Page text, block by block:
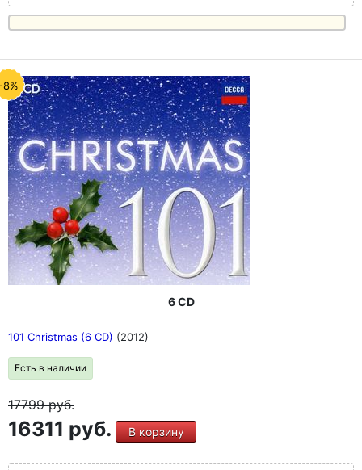
8%
6 CD
101 Christmas (6 CD) (2012)
Есть в наличии
17799руб.
16311 руб. В корзину